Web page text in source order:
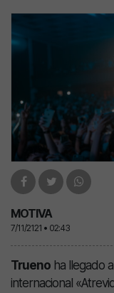
MOTIVA
7/11/2121 • 02:43
Trueno ha llegado
internacional